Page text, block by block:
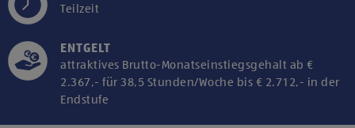
Teilzeit
ENTGELT
attraktives Brutto-Monatseinstiegsgehalt ab €
2.367,- für 38,5 Stunden/Woche bis € 2.712,- in der
Endstufe